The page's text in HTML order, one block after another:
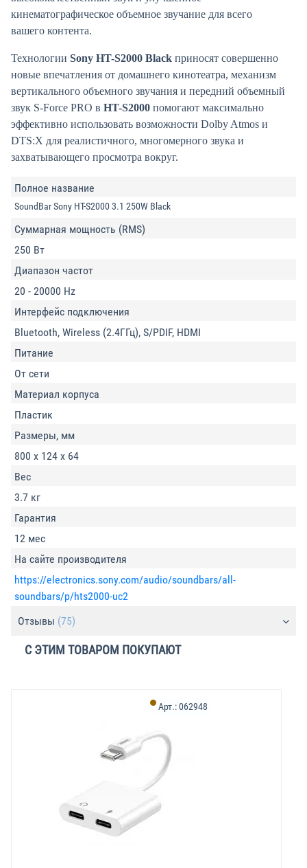
кинематографическое объемное звучание для всего
вашего контента.
Технологии Sony HT-S2000 Black приносят совершенно
новые впечатления от домашнего кинотеатра, механизм
вертикального объемного звучания и передний объемный
звук S-Force PRO в HT-S2000 помогают максимально
эффективно использовать возможности Dolby Atmos и
DTS:X для реалистичного, многомерного звука и
захватывающего просмотра вокруг.
Полное название
SoundBar Sony HT-S2000 3.1 250W Black
Суммарная мощность (RMS)
250 Вт
Диапазон частот
20 - 20000 Hz
Интерфейс подключения
Bluetooth, Wireless (2.4ГГц), S/PDIF, HDMI
Питание
От сети
Материал корпуса
Пластик
Размеры, мм
800 х 124 х 64
Вес
3.7 кг
Гарантия
12 мес
На сайте производителя
https://electronics.sony.com/audio/soundbars/all-
soundbars/p/hts2000-uc2
Отзывы (75)
С ЭТИМ ТОВАРОМ ПОКУПАЮТ
Арт.:062948